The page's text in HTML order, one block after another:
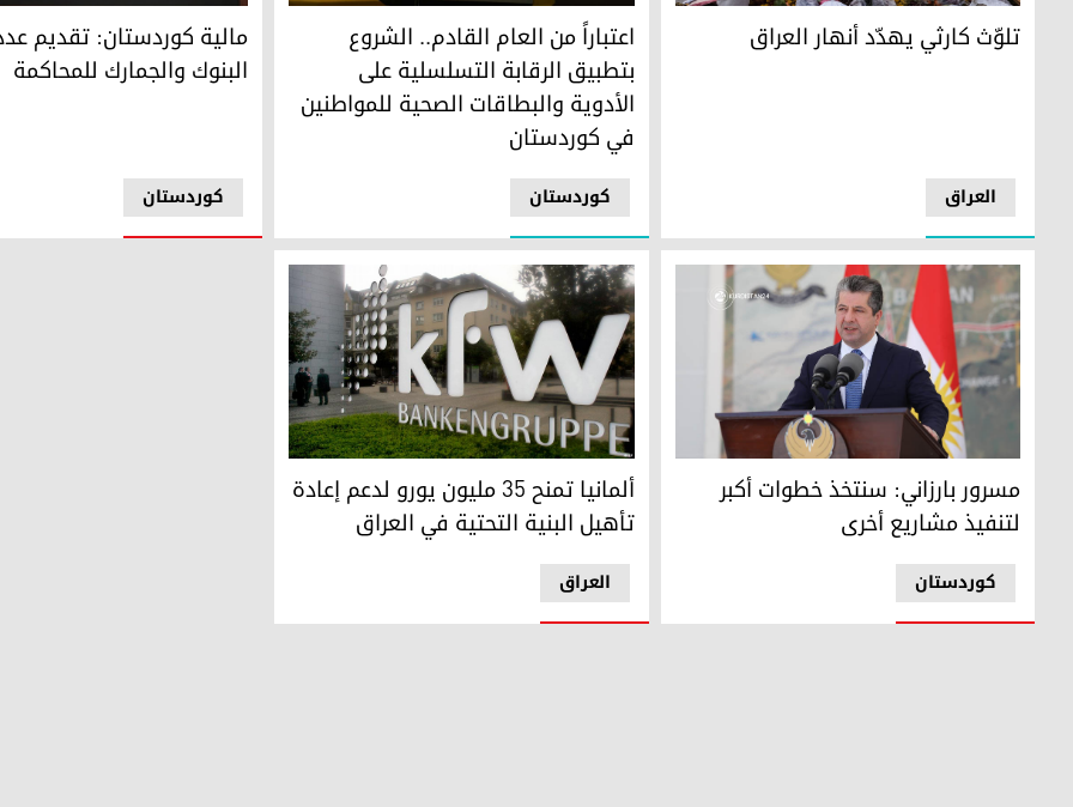
تلوّث كارثي يهدّد أنهار العراق
العراق
تلوّث كارثي يهدّد أنهار العراق اعتباراً من العام القادم.. الشروع بتطبيق الرقابة التسلسلية على الأدوية
کوردستان
اعتباراً من العام القادم.. الشروع
بتطبيق الرقابة التسلسلية على
الأدوية والبطاقات الصحية للمواطنين
في كوردستان
مالية كوردستان: تقديم عدد
کوردستان
مالية كوردستان: تقديم
البنوك والجمارك للمحاكمة
رئيس حكومة إقليم كوردستان مسرور بارزاني
کوردستان
مسرور بارزاني: سنتخذ خطوات أكبر
لتنفيذ مشاريع أخرى
ألمانيا تمنح 35 مليون يورو لدعم إعادة تأهيل البنية التحتية في العراق
العراق
ألمانيا تمنح 35 مليون يورو لدعم إعادة
تأهيل البنية التحتية في العراق